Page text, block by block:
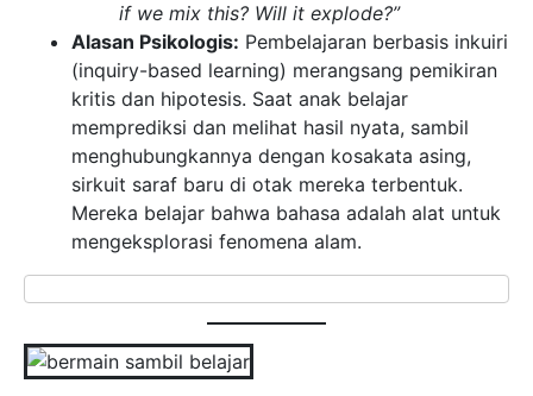
if we mix this? Will it explode?”
Alasan Psikologis: Pembelajaran berbasis inkuiri
(inquiry-based learning) merangsang pemikiran
kritis dan hipotesis. Saat anak belajar
memprediksi dan melihat hasil nyata, sambil
menghubungkannya dengan kosakata asing,
sirkuit saraf baru di otak mereka terbentuk.
Mereka belajar bahwa bahasa adalah alat untuk
mengeksplorasi fenomena alam.